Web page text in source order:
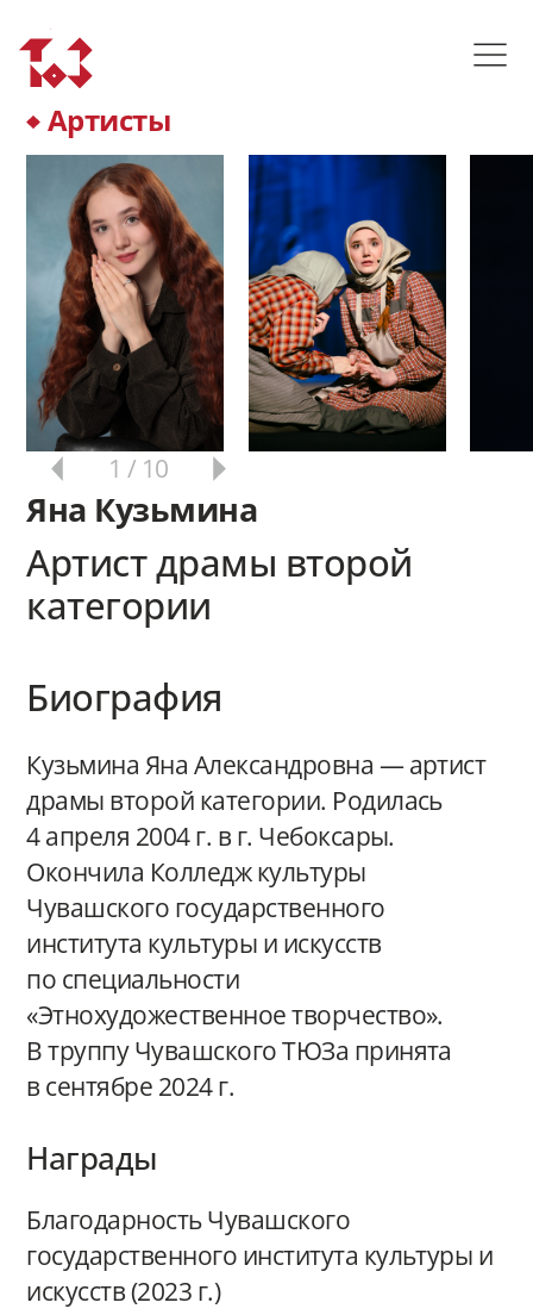
Артисты
1 / 10
Яна Кузьмина
Артист драмы второй
категории
Биография
Кузьмина Яна Александровна — артист
драмы второй категории. Родилась
4 апреля 2004 г. в г. Чебоксары.
Окончила Колледж культуры
Чувашского государственного
института культуры и искусств
по специальности
«Этнохудожественное творчество».
В труппу Чувашского ТЮЗа принята
в сентябре 2024 г.
Награды
Благодарность Чувашского
государственного института культуры и
искусств (2023 г.)